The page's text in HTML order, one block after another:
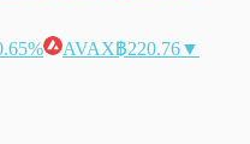
AVAX฿220.76▼